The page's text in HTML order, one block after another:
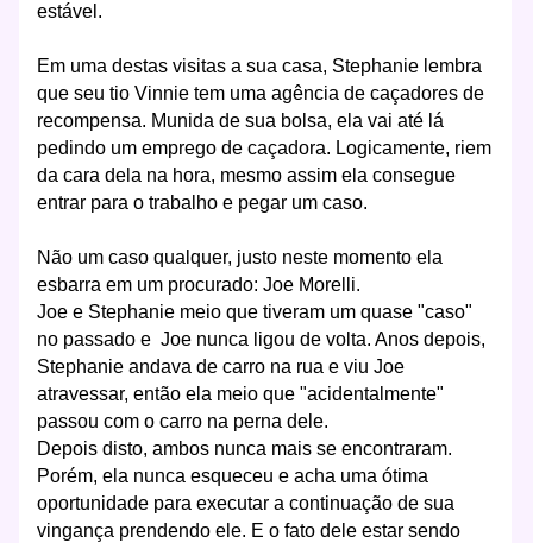
estável.
Em uma destas visitas a sua casa, Stephanie lembra
que seu tio Vinnie tem uma agência de caçadores de
recompensa. Munida de sua bolsa, ela vai até lá
pedindo um emprego de caçadora. Logicamente, riem
da cara dela na hora, mesmo assim ela consegue
entrar para o trabalho e pegar um caso.
Não um caso qualquer, justo neste momento ela
esbarra em um procurado: Joe Morelli.
Joe e Stephanie meio que tiveram um quase "caso"
no passado e Joe nunca ligou de volta. Anos depois,
Stephanie andava de carro na rua e viu Joe
atravessar, então ela meio que "acidentalmente"
passou com o carro na perna dele.
Depois disto, ambos nunca mais se encontraram.
Porém, ela nunca esqueceu e acha uma ótima
oportunidade para executar a continuação de sua
vingança prendendo ele. E o fato dele estar sendo